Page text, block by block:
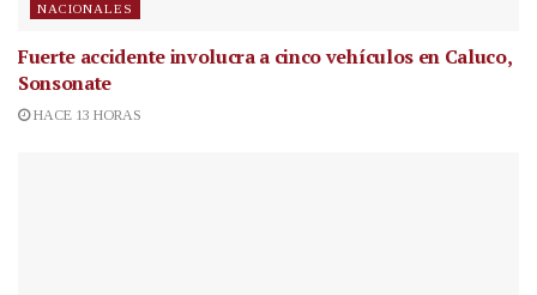
NACIONALES
Fuerte accidente involucra a cinco vehículos en Caluco,
Sonsonate
HACE 13 HORAS